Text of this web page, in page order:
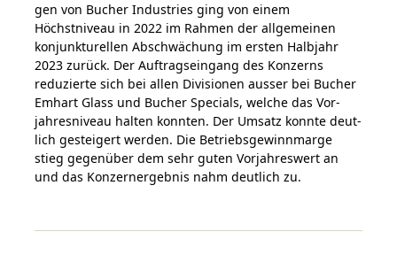
gen von Bucher Industries ging von einem
Höchstniveau in 2022 im Rahmen der all­ge­meinen
konjunkturellen Abschwä­ch­ung im ersten Halb­jahr
2023 zurück. Der Auf­trags­ein­gang des Konzerns
reduzierte sich bei allen Di­vi­sio­nen ausser bei Bucher
Emhart Glass und Bucher Specials, welche das Vor­
jahres­niveau halten konnten. Der Umsatz konnte deut­
lich gestei­gert werden. Die Betriebs­gewinn­marge
stieg gegen­über dem sehr guten Vor­jahres­wert an
und das Konzern­ergebnis nahm deut­lich zu.